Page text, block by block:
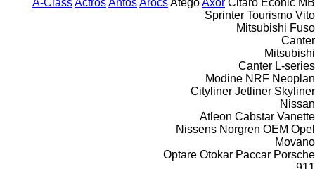
Sprinter Tourismo Vito
Mitsubishi Fuso
Canter
Mitsubishi
Canter L-series
Modine NRF Neoplan
Cityliner Jetliner Skyliner
Nissan
Atleon Cabstar Vanette
Nissens Norgren OEM Opel
Movano
Optare Otokar Paccar Porsche